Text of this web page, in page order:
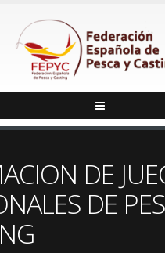
DE
DE